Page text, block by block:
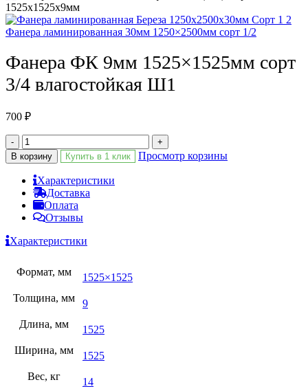
Фанера ламинированная 30мм 1250×2500мм сорт 1/2
Фанера ФК 9мм 1525×1525мм сорт
3/4 влагостойкая Ш1
700 ₽
-
+
В корзину
Купить в 1 клик Просмотр корзины
Характеристики
Доставка
Оплата
Отзывы
Характеристики
Формат, мм
1525×1525
Толщина, мм
9
Длина, мм
1525
Ширина, мм
1525
Вес, кг
14